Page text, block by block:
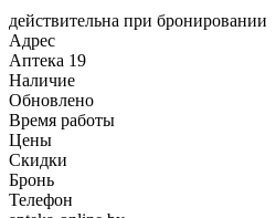
действительна при бронировании
Адрес
Аптека 19
Наличие
Обновлено
Время работы
Цены
Скидки
Бронь
Телефон